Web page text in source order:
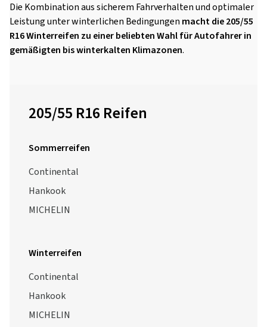
Die Kombination aus sicherem Fahrverhalten und optimaler
Leistung unter winterlichen Bedingungen macht die 205/55
R16 Winterreifen zu einer beliebten Wahl für Autofahrer in
gemäßigten bis winterkalten Klimazonen.
205/55 R16 Reifen
Sommerreifen
Continental
Hankook
MICHELIN
Winterreifen
Continental
Hankook
MICHELIN